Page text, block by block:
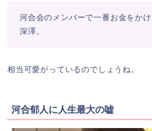
河合会のメンバーで一番お金をか
深澤。
相当可愛がっているのでしょうね。
河合郁人に人生最大の嘘